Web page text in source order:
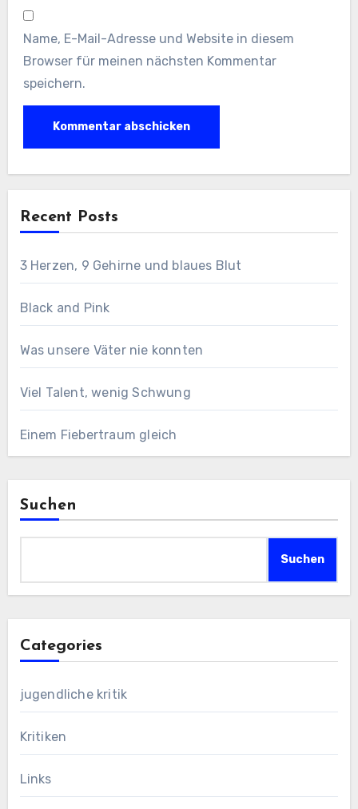
Name, E-Mail-Adresse und Website in diesem
Browser für meinen nächsten Kommentar
speichern.
Recent Posts
3 Herzen, 9 Gehirne und blaues Blut
Black and Pink
Was unsere Väter nie konnten
Viel Talent, wenig Schwung
Einem Fiebertraum gleich
Suchen
Suchen
Categories
jugendliche kritik
Kritiken
Links